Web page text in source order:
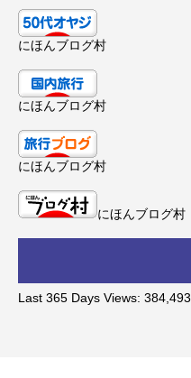
にほんブログ村
にほんブログ村
にほんブログ村
にほんブログ村
Last 365 Days Views: 384,493